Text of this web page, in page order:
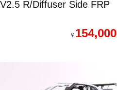
V2.5 R/Diffuser Side FRP
￥ 154,000